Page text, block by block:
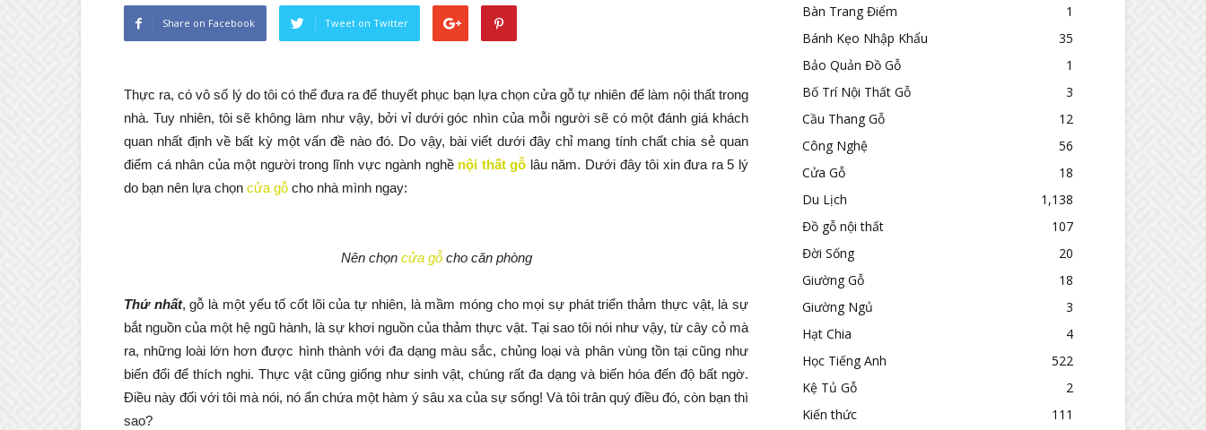
Share on Facebook Tweet on Twitter
Thực ra, có vô số lý do tôi có thể đưa ra để thuyết phục bạn lựa chọn cửa gỗ tự nhiên để làm nội thất trong
nhà. Tuy nhiên, tôi sẽ không làm như vậy, bởi vỉ dưới góc nhìn của mỗi người sẽ có một đánh giá khách
quan nhất định về bất kỳ một vấn đề nào đó. Do vậy, bài viết dưới đây chỉ mang tính chất chia sẻ quan
điểm cá nhân của một người trong lĩnh vực ngành nghề nội thất gỗ lâu năm. Dưới đây tôi xin đưa ra 5 lý
do bạn nên lựa chọn cửa gỗ cho nhà mình ngay:
Nên chọn cửa gỗcho căn phòng
Thứ nhất, gỗ là một yếu tố cốt lõi của tự nhiên, là mầm móng cho mọi sự phát triển thảm thực vật, là sự
bắt nguồn của một hệ ngũ hành, là sự khơi nguồn của thảm thực vật. Tại sao tôi nói như vậy, từ cây cỏ mà
ra, những loài lớn hơn được hình thành với đa dạng màu sắc, chủng loại và phân vùng tồn tại cũng như
biến đổi để thích nghi. Thực vật cũng giống như sinh vật, chúng rất đa dạng và biến hóa đến độ bất ngờ.
Điều này đối với tôi mà nói, nó ẩn chứa một hàm ý sâu xa của sự sống! Và tôi trân quý điều đó, còn bạn thì
sao?
Bàn Trang Điểm
1
Bánh Kẹo Nhập Khẩu
35
Bảo Quản Đồ Gỗ
1
Bố Trí Nội Thất Gỗ
3
Cầu Thang Gỗ
12
Công Nghệ
56
Cửa Gỗ
18
Du Lịch
1,138
Đồ gỗ nội thất
107
Đời Sống
20
Giường Gỗ
18
Giường Ngủ
3
Hạt Chia
4
Học Tiếng Anh
522
Kệ Tủ Gỗ
2
Kiến thức
111